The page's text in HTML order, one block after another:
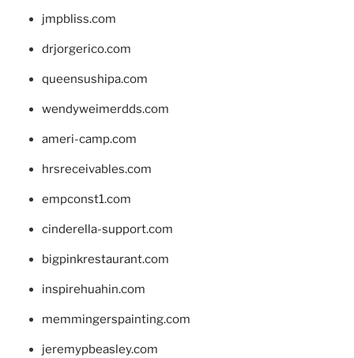
jmpbliss.com
drjorgerico.com
queensushipa.com
wendyweimerdds.com
ameri-camp.com
hrsreceivables.com
empconst1.com
cinderella-support.com
bigpinkrestaurant.com
inspirehuahin.com
memmingerspainting.com
jeremypbeasley.com